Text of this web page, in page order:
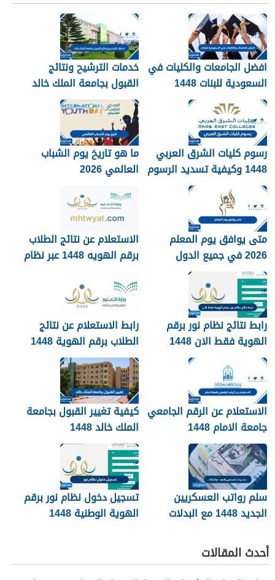
افضل الجامعات والكليات في
السعودية للبنات 1448
خدمات الترشيح ونتائج
القبول بجامعة الملك خالد
1448
رسوم كليات الشرق العربي
1448 وكيفية تسديد الرسوم
ما هو تاريخ يوم الشباب
العالمي 2026
متى يوافق يوم المعلم
2026 في جميع الدول
العربية
الاستعلام عن نتائج الطلاب
برقم الهويه 1448 عبر نظام
رابط نتائج نظام نور برقم
الهوية فقط الان 1448
رابط الاستعلام عن نتائج
الطلاب برقم الهوية 1448
عبر نظام نور
noor.moe.gov.sa
الاستعلام عن الرقم الجامعي
جامعة الامام 1448
كيفية تغيير القبول بجامعة
الملك خالد 1448
سلم رواتب العسكريين
الجديد 1448 مع البدلات
تسجيل دخول نظام نور برقم
الهوية الوطنية 1448
أحدث المقالات